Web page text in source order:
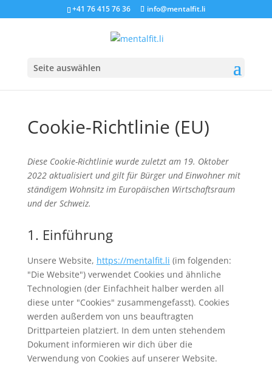
+41 76 415 76 36 info@mentalfit.li
Seite auswählen
Cookie-Richtlinie (EU)
Diese Cookie-Richtlinie wurde zuletzt am 19. Oktober
2022 aktualisiert und gilt für Bürger und Einwohner mit
ständigem Wohnsitz im Europäischen Wirtschaftsraum
und der Schweiz.
1. Einführung
Unsere Website, https://mentalfit.li (im folgenden:
"Die Website") verwendet Cookies und ähnliche
Technologien (der Einfachheit halber werden all
diese unter "Cookies" zusammengefasst). Cookies
werden außerdem von uns beauftragten
Drittparteien platziert. In dem unten stehendem
Dokument informieren wir dich über die
Verwendung von Cookies auf unserer Website.